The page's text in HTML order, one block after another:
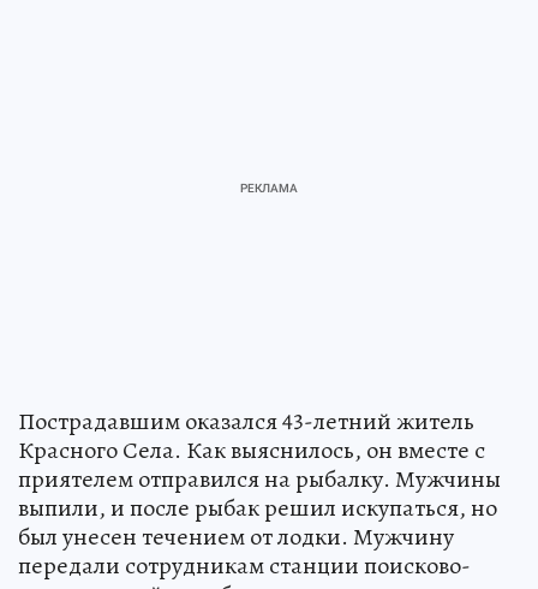
Пострадавшим оказался 43-летний житель
Красного Села. Как выяснилось, он вместе с
приятелем отправился на рыбалку. Мужчины
выпили, и после рыбак решил искупаться, но
был унесен течением от лодки. Мужчину
передали сотрудникам станции поисково-